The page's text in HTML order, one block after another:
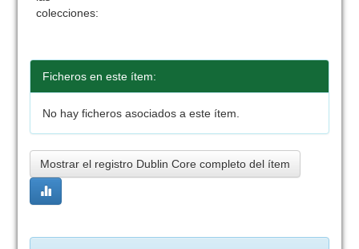
colecciones:
Ficheros en este ítem:
No hay ficheros asociados a este ítem.
Mostrar el registro Dublin Core completo del ítem